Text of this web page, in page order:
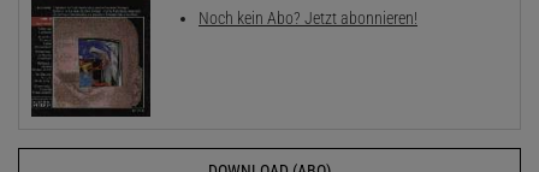
Noch kein Abo? Jetzt abonnieren!